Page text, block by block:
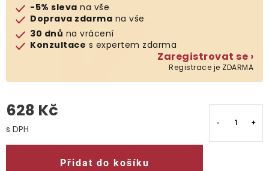
O nás
Kontakty
-5% sleva na vše
Doprava zdarma na vše
30 dnů na vrácení
Konzultace s expertem zdarma
Zaregistrovat se ›
Registrace je ZDARMA
628 Kč
Přidat do košíku